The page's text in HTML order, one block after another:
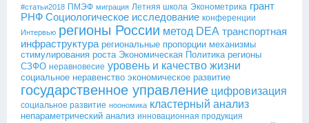
#статьи2018 ПМЭФ миграция Летняя школа Эконометрика грант
РНФ Социологическое исследование конференции
Интервью регионы России метод DEA транспортная
инфраструктура региональные пропорции механизмы
стимулирования роста Экономическая Политика регионы
СЗФО неравновесие уровень и качество жизни
социальное неравенство экономическое развитие
государственное управление цифровизация
социальное развитие ноономика кластерный анализ
непараметрический анализ инновационная продукция